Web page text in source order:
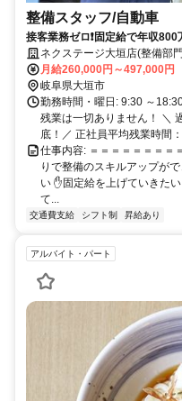
整備スタッフ/自動車
接客業務ゼロ❗固定給で年収
転居を伴う転勤無し❗経験者歓
✨20～40代活躍中
ネクステージ大垣店(整備部
月給260,000円～497,000円
岐阜県大垣市
勤務時間・曜日: 9:30 ～
残業は一切ありません！ ＼
底！／ 正社員平均残業時間
仕事内容: ＝＝＝＝＝＝＝＝
りで整備のスキルアップが
い ✋固定給を上げていきた
て...
交通費支給 シフト制 昇給あり
アルバイト・パート